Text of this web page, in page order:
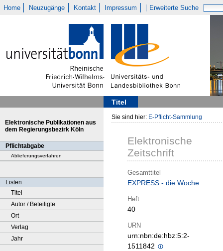
Home Neuzugänge Kontakt Impressum Erweiterte Suche
Titel
Elektronische Publikationen aus
dem Regierungsbezirk Köln
Pflichtabgabe
Ablieferungsverfahren
Listen
Titel
Autor / Beteiligte
Ort
Verlag
Jahr
Sie sind hier: E-Pflicht-Sammlung
Elektronische
Zeitschrift
Gesamttitel
EXPRESS - die Woche
Heft
40
URN
urn:nbn:de:hbz:5:2-
1511842